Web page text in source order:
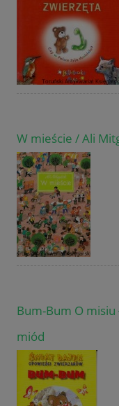
W mieście / Ali
Bum-Bum O misiu
miód